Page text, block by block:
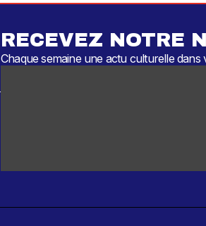
RECEVEZ NOTRE
Chaque semaine une actu culturelle dans